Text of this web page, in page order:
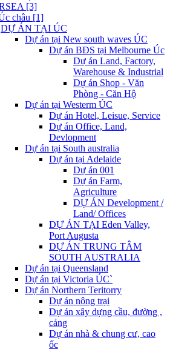
[3]
châu [1]
DỰ ÁN TẠI ÚC
Dự án tại New south waves ÚC
Dự án BĐS tại Melbourne Úc
Dự án Land, Factory,
Warehouse & Industrial
Dự án Shop - Văn
Phòng - Căn Hộ
Dự án tại Westerm ÚC
Dự án Hotel, Leisue, Service
Dự án Office, Land,
Devlopment
Dự án tại South australia
Dự án tại Adelaide
Dự án 001
Dự án Farm,
Agriculture
DỰ ÁN Development /
Land/ Offices
DỰ ÁN TẠI Eden Valley,
Port Augusta
DỰ ÁN TRUNG TÂM
SOUTH AUSTRALIA
Dự án tại Queensland
Dự án tại Victoria ÚC`
Dự án Northern Teritorry
Dự án nông trại
Dự án xây dựng cầu, đường ,
cảng
Dự án nhà & chung cư, cao
ốc